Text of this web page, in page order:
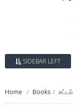
SIDEBAR LEFT
Home Books சட்டம்